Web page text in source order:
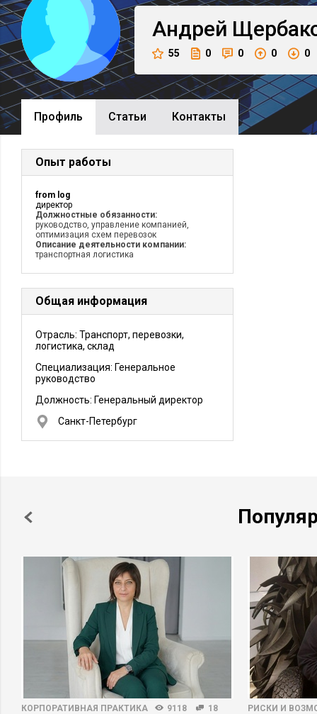
Андрей
55 0 0 0 0
Профиль Cтатьи Контакты
Опыт работы
from log
директор
Должностные обязанности:
руководство, управление компанией,
оптимизация схем перевозок
Описание деятельности компании:
транспортная логистика
Общая информация
Отрасль: Транспорт, перевозки,
логистика, склад
Специализация: Генеральное
руководство
Должность: Генеральный директор
Санкт-Петербург
КОРПОРАТИВНАЯ ПРАКТИКА 9118 18 РИСКИ И